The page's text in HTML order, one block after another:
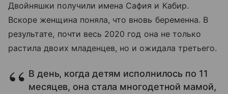
Двойняшки получили имена Сафия и Кабир.
Вскоре женщина поняла, что вновь беременна. В
результате, почти весь 2020 год она не только
растила двоих младенцев, но и ожидала третьего.
В день, когда детям исполнилось по 11
месяцев, она стала многодетной мамой,